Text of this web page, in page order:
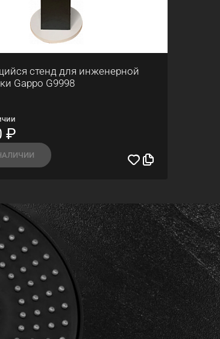
стенд для инженерной
Gappo G9998
₽